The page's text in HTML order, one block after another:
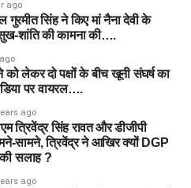
ago
गुरमीत सिंह ने किए मां नैना देवी के
शांति की कामना की….
लेकर दो पक्षों के बीच खूनी संघर्ष का
पर वायरल….
ago
त्रिवेंद्र सिंह रावत और डीजीपी
सामने, त्रिवेंद्र ने आखिर क्यों DGP
सलाह ?
ago